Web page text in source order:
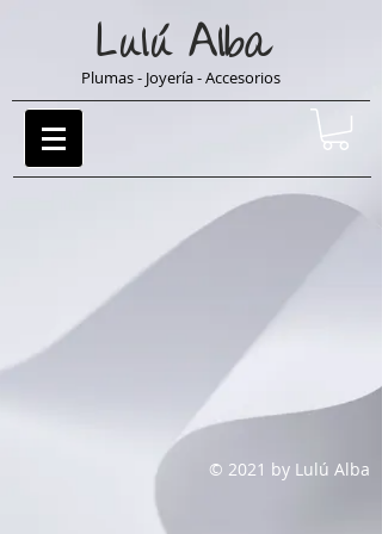
Plumas - Joyería - Accesorios
LulúAlba
© 2021 by Lulú Alba